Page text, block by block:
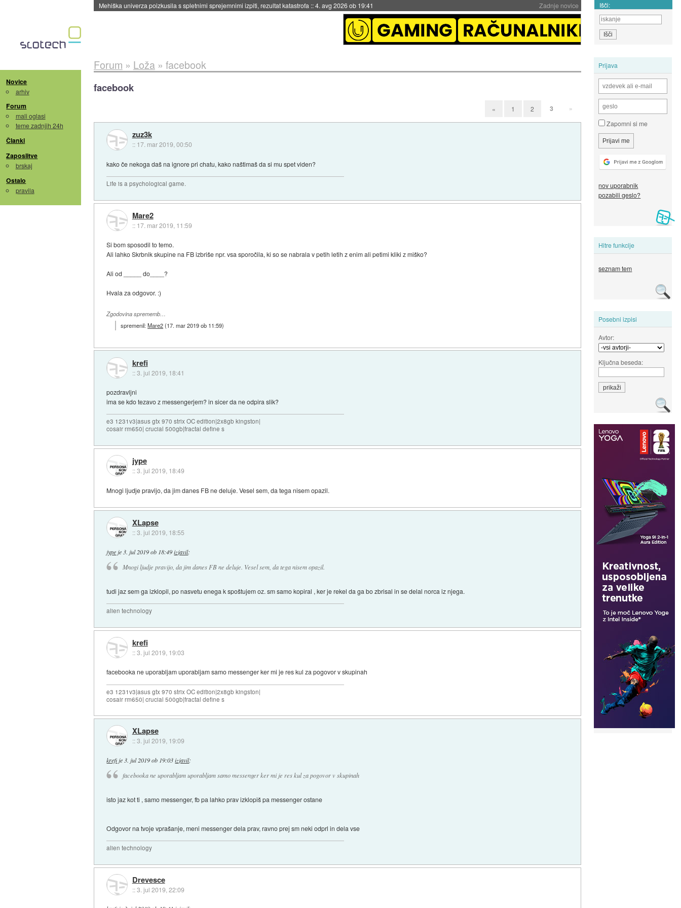
Zadnje novice
Mehiška univerza poizkusila s spletnimi sprejemnimi izpiti, rezultat katastrofa ::4. avg 2026 ob 19:41 Išči:
Novice
arhiv
Forum
mali oglasi
teme zadnjih 24h
Članki
Zaposlitve
brskaj
Ostalo
pravila
Prijava
Zapomni si me
nov uporabnik
pozabili geslo?
Hitre funkcije
seznam tem
Posebni izpisi
Avtor:
Ključna beseda:
Forum » Loža» facebook
facebook
« 1 2 3 »
zuz3k
:: 17. mar 2019, 00:50
kako če nekoga daš na ignore pri chatu, kako naštimaš da si mu spet viden?
Life is a psychological game.
Mare2
:: 17. mar 2019, 11:59
Si bom sposodil to temo.
Ali lahko Skrbnik skupine na FB izbriše npr. vsa sporočila, ki so se nabrala v petih letih z enim ali petimi kliki z miško?
Ali od _____ do____?
Hvala za odgovor. :)
Zgodovina sprememb…
spremenil:Mare2(17. mar 2019 ob 11:59)
krefi
::3. jul 2019, 18:41
pozdravljni
ima se kdo tezavo z messengerjem? in sicer da ne odpira slik?
e3 1231v3|asus gtx 970 strix OC edition|2x8gb kingston|
cosair rm650| crucial 500gb|fractal define s
jype
::3. jul 2019, 18:49
Mnogi ljudje pravijo, da jim danes FB ne deluje. Vesel sem, da tega nisem opazil.
XLapse
::3. jul 2019, 18:55
jype je 3. jul 2019 ob 18:49 izjavil:
Mnogi ljudje pravijo, da jim danes FB ne deluje. Vesel sem, da tega nisem opazil.
tudi jaz sem ga izklopil, po nasvetu enega k spoštujem oz. sm samo kopiral , ker je rekel da ga bo zbrisal in se delal norca iz njega.
alien technology
krefi
::3. jul 2019, 19:03
facebooka ne uporabljam uporabljam samo messenger ker mi je res kul za pogovor v skupinah
e3 1231v3|asus gtx 970 strix OC edition|2x8gb kingston|
cosair rm650| crucial 500gb|fractal define s
XLapse
::3. jul 2019, 19:09
krefi je 3. jul 2019 ob 19:03 izjavil:
facebooka ne uporabljam uporabljam samo messenger ker mi je res kul za pogovor v skupinah
isto jaz kot ti , samo messenger, fb pa lahko prav izklopiš pa messenger ostane
Odgovor na tvoje vprašanje, meni messenger dela prav, ravno prej sm neki odprl in dela vse
alien technology
Drevesce
::3. jul 2019, 22:09